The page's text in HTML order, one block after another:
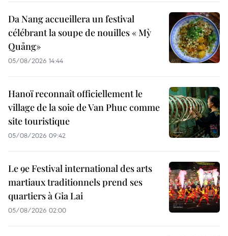
Da Nang accueillera un festival
célébrant la soupe de nouilles « Mỳ
Quảng»
05/08/2026 14:44
Hanoï reconnaît officiellement le
village de la soie de Van Phuc comme
site touristique
05/08/2026 09:42
Le 9e Festival international des arts
martiaux traditionnels prend ses
quartiers à Gia Lai
05/08/2026 02:00